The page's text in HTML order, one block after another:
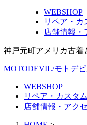
WEBSHOP
リペア・カ
店舗情報・
神戸元町アメリカ古着
MOTODEVIL/モトデ
WEBSHOP
リペア・カスタム
店舗情報・アク